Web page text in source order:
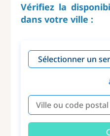
Vérifiez la
dans votre ville :